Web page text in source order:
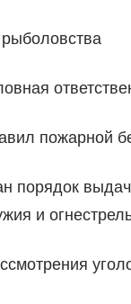
пожарной
порядок
и